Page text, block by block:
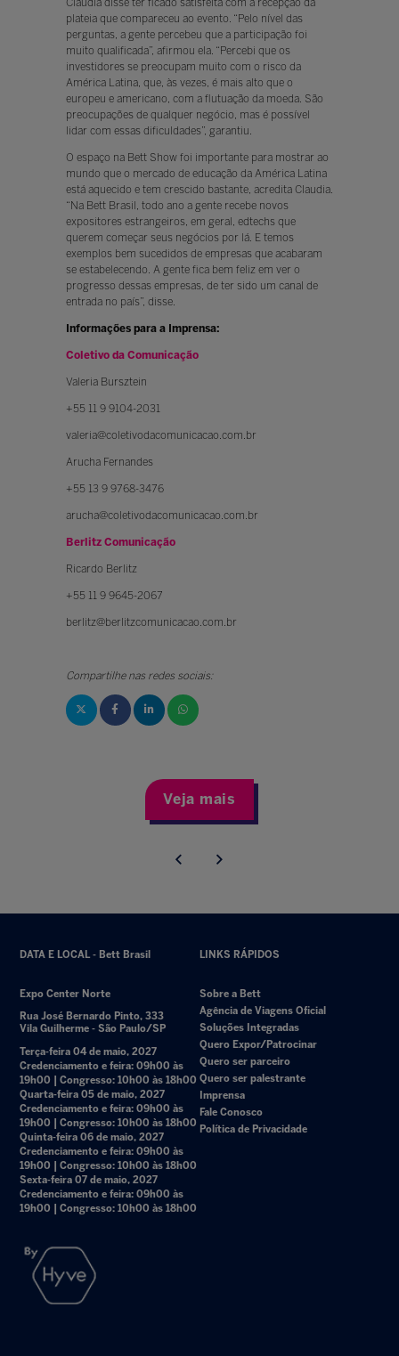
plateia que compareceu ao evento. “Pelo nível das
perguntas, a gente percebeu que a participação foi
muito qualificada”, afirmou ela. “Percebi que os
investidores se preocupam muito com o risco da
América Latina, que, às vezes, é mais alto que o
europeu e americano, com a flutuação da moeda. São
preocupações de qualquer negócio, mas é possível
lidar com essas dificuldades”, garantiu.
O espaço na Bett Show foi importante para mostrar ao
mundo que o mercado de educação da América Latina
está aquecido e tem crescido bastante, acredita Claudia.
“Na Bett Brasil, todo ano a gente recebe novos
expositores estrangeiros, em geral, edtechs que
querem começar seus negócios por lá. E temos
exemplos bem sucedidos de empresas que acabaram
se estabelecendo. A gente fica bem feliz em ver o
progresso dessas empresas, de ter sido um canal de
entrada no país”, disse.
Informações para a Imprensa:
Coletivo da Comunicação
Valeria Bursztein
+55 11 9 9104-2031
valeria@coletivodacomunicacao.com.br
Arucha Fernandes
+55 13 9 9768-3476
arucha@coletivodacomunicacao.com.br
Berlitz Comunicação
Ricardo Berlitz
+55 11 9 9645-2067
berlitz@berlitzcomunicacao.com.br
Compartilhe nas redes sociais:
Veja mais
DATA E LOCAL - Bett Brasil
Expo Center Norte
Rua José Bernardo Pinto, 333
Vila Guilherme - São Paulo/SP
Terça-feira 04 de maio, 2027
Credenciamento e feira: 09h00 às
19h00 | Congresso: 10h00 às 18h00
Quarta-feira 05 de maio, 2027
Credenciamento e feira: 09h00 às
19h00 | Congresso: 10h00 às 18h00
Quinta-feira 06 de maio, 2027
Credenciamento e feira: 09h00 às
19h00 | Congresso: 10h00 às 18h00
Sexta-feira 07 de maio, 2027
Credenciamento e feira: 09h00 às
19h00 | Congresso: 10h00 às 18h00
LINKS RÁPIDOS
Sobre a Bett
Agência de Viagens Oficial
Soluções Integradas
Quero Expor/Patrocinar
Quero ser parceiro
Quero ser palestrante
Imprensa
Fale Conosco
Política de Privacidade